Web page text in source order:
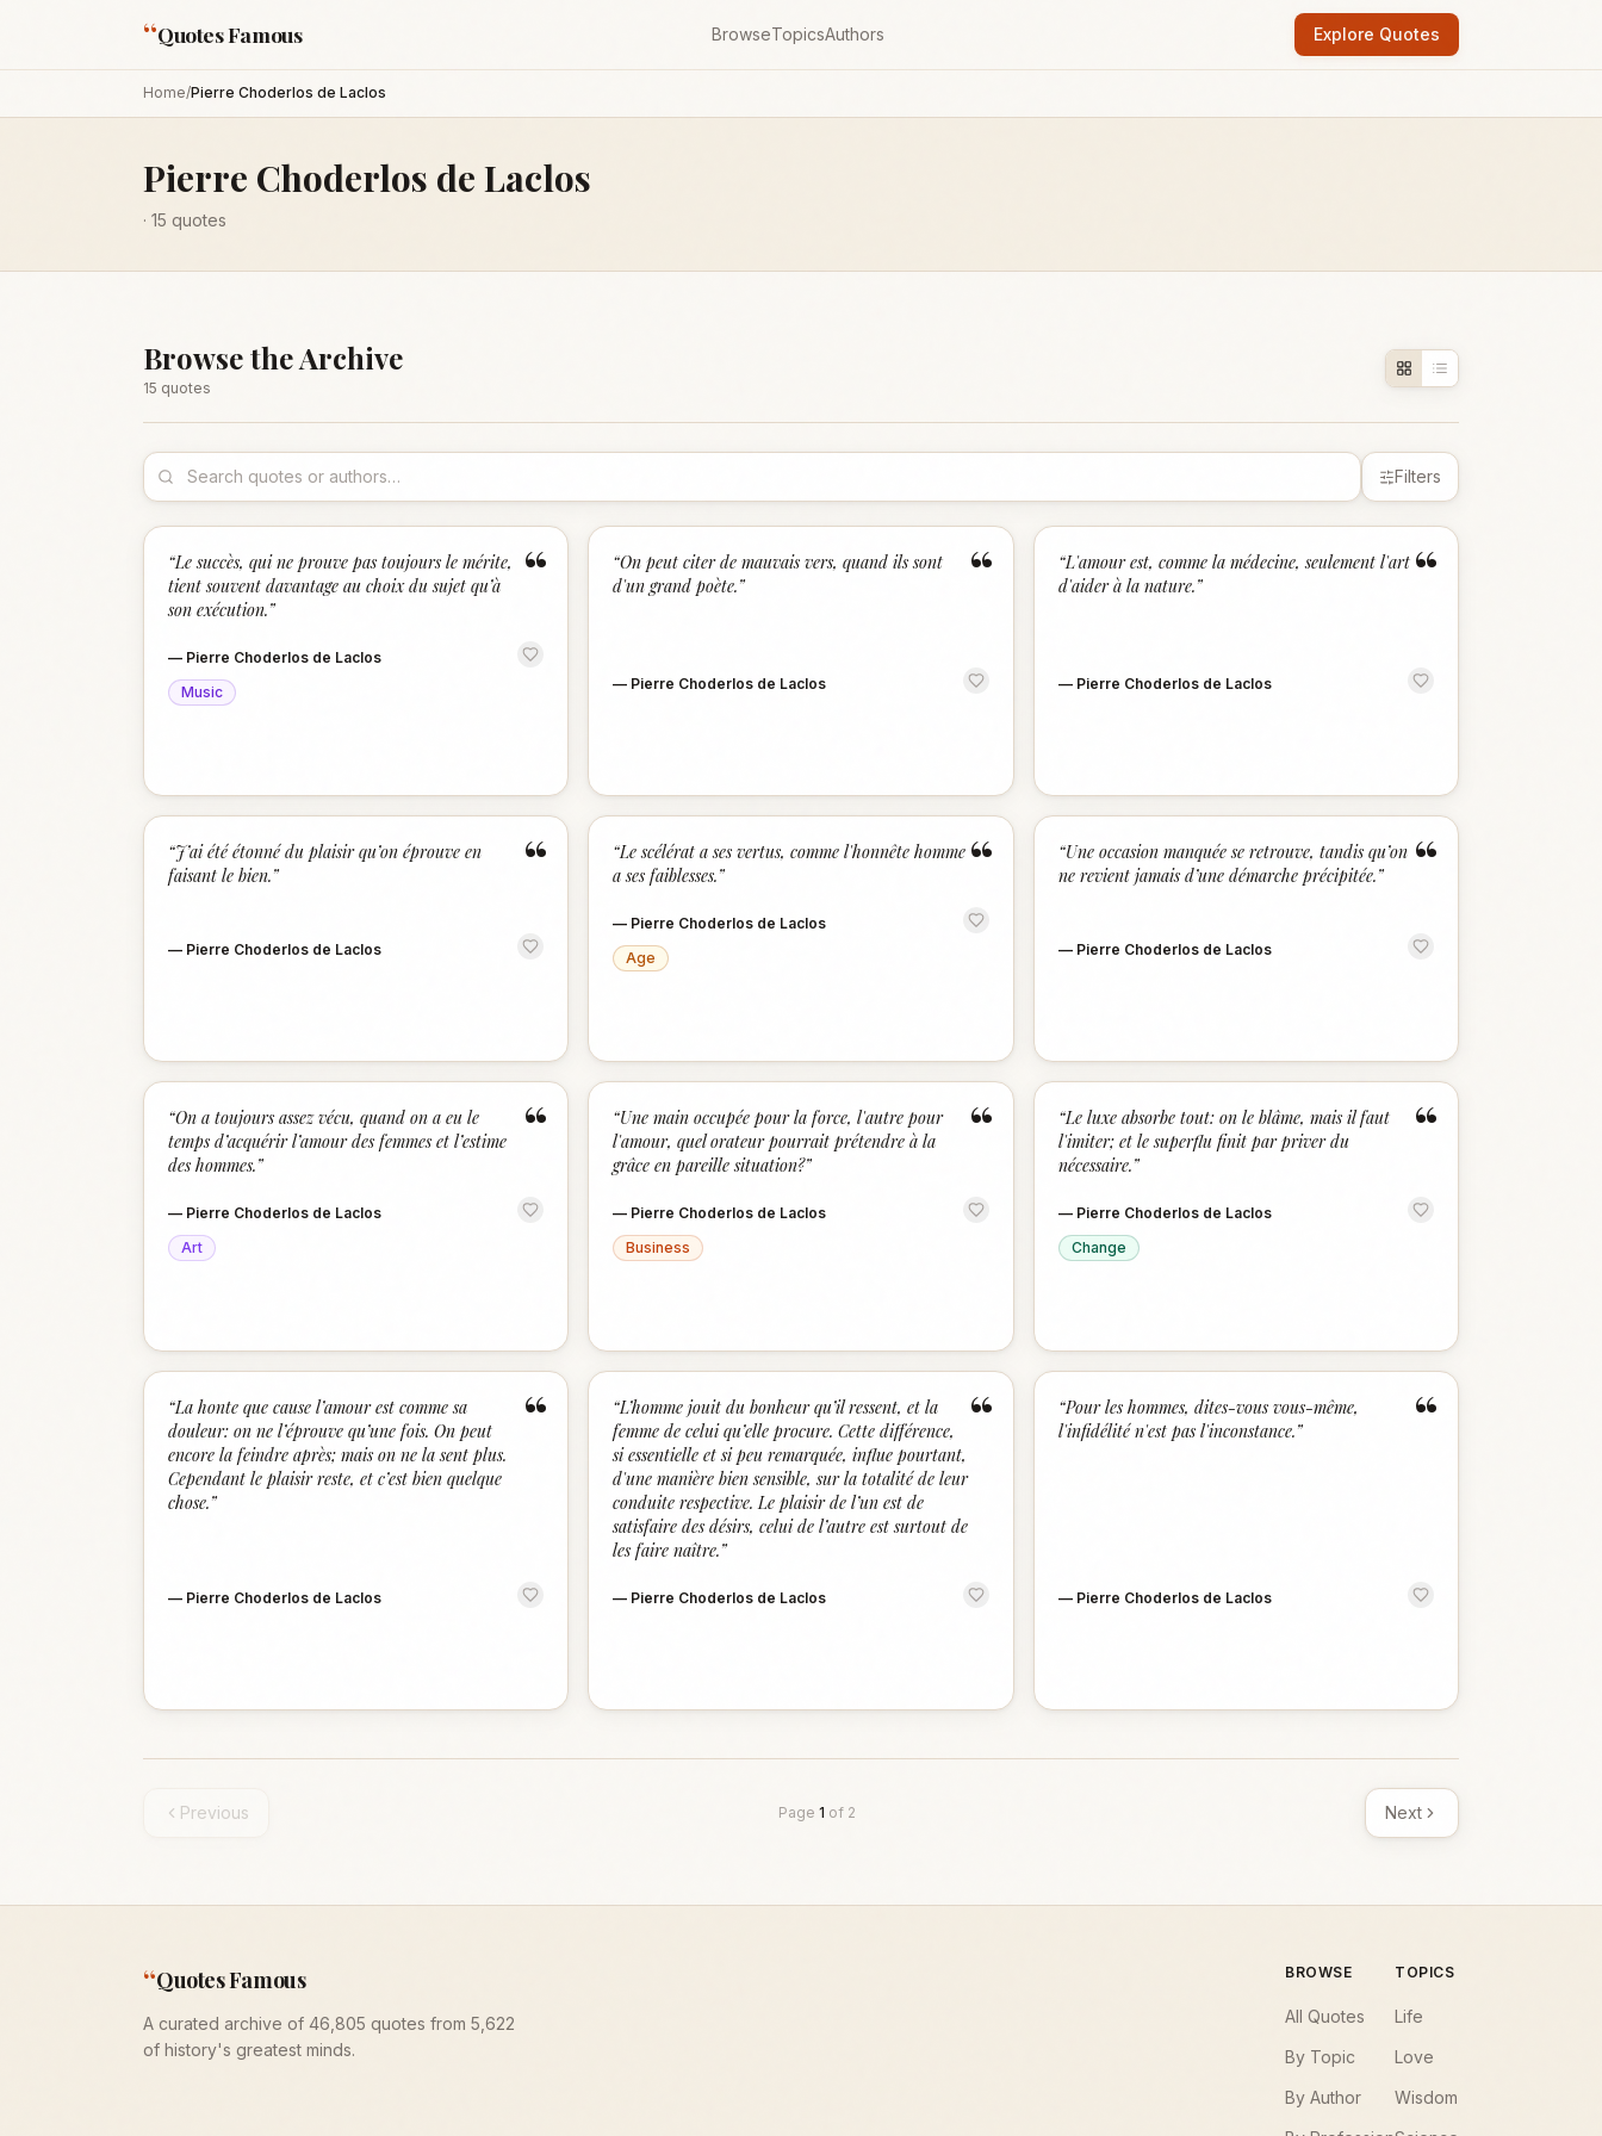
“Quotes Famous BrowseTopicsAuthors Explore Quotes
Home/Pierre Choderlos de Laclos
Pierre Choderlos de Laclos
· 15 quotes
Browse the Archive
15 quotes
Filters
“
“Le succès, qui ne prouve pas toujours le mérite,
tient souvent davantage au choix du sujet qu’à
son exécution.”
— Pierre Choderlos de Laclos
Music
“
“On peut citer de mauvais vers, quand ils sont
d'un grand poète.”
— Pierre Choderlos de Laclos
“
“L'amour est, comme la médecine, seulement l'art
d'aider à la nature.”
— Pierre Choderlos de Laclos
“
“J’ai été étonné du plaisir qu’on éprouve en
faisant le bien.”
— Pierre Choderlos de Laclos
“
“Le scélérat a ses vertus, comme l'honnête homme
a ses faiblesses.”
— Pierre Choderlos de Laclos
Age
“
“Une occasion manquée se retrouve, tandis qu’on
ne revient jamais d’une démarche précipitée.”
— Pierre Choderlos de Laclos
“
“On a toujours assez vécu, quand on a eu le
temps d’acquérir l’amour des femmes et l’estime
des hommes.”
— Pierre Choderlos de Laclos
Art
“
“Une main occupée pour la force, l'autre pour
l'amour, quel orateur pourrait prétendre à la
grâce en pareille situation?”
— Pierre Choderlos de Laclos
Business
“
“Le luxe absorbe tout: on le blâme, mais il faut
l'imiter; et le superflu finit par priver du
nécessaire.”
— Pierre Choderlos de Laclos
Change
“
“La honte que cause l’amour est comme sa
douleur: on ne l’éprouve qu’une fois. On peut
encore la feindre après; mais on ne la sent plus.
Cependant le plaisir reste, et c’est bien quelque
chose.”
— Pierre Choderlos de Laclos
“
“L’homme jouit du bonheur qu’il ressent, et la
femme de celui qu’elle procure. Cette différence,
si essentielle et si peu remarquée, influe pourtant,
d'une manière bien sensible, sur la totalité de leur
conduite respective. Le plaisir de l’un est de
satisfaire des désirs, celui de l’autre est surtout de
les faire naître.”
— Pierre Choderlos de Laclos
“
“Pour les hommes, dites-vous vous-même,
l'infidélité n'est pas l'inconstance.”
— Pierre Choderlos de Laclos
Previous Page 1 of 2 Next
“Quotes Famous
A curated archive of 46,805 quotes from 5,622
of history's greatest minds.
BROWSE
All Quotes
By Topic
By Author
TOPICS
Life
Love
Wisdom